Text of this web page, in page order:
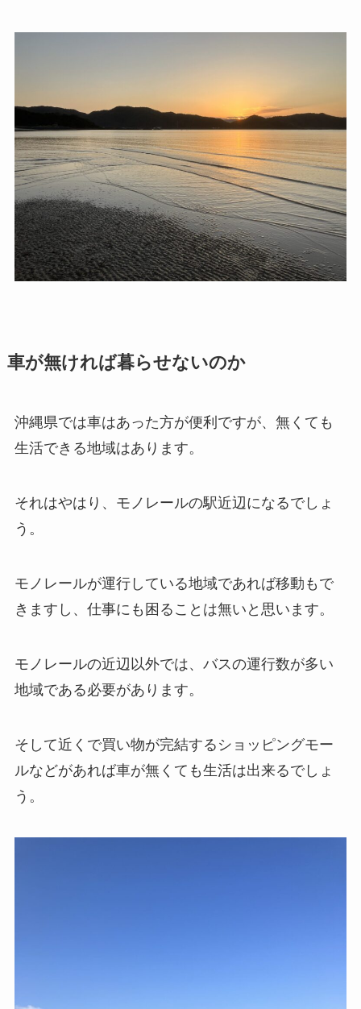
車が無ければ暮らせないのか
沖縄県では車はあった方が便利ですが、無くても
生活できる地域はあります。
それはやはり、モノレールの駅近辺になるでしょ
う。
モノレールが運行している地域であれば移動もで
きますし、仕事にも困ることは無いと思います。
モノレールの近辺以外では、バスの運行数が多い
地域である必要があります。
そして近くで買い物が完結するショッピングモー
ルなどがあれば車が無くても生活は出来るでしょ
う。